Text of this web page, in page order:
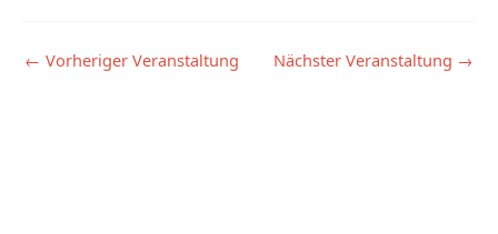
← Vorheriger Veranstaltung Nächster Veranstaltung →